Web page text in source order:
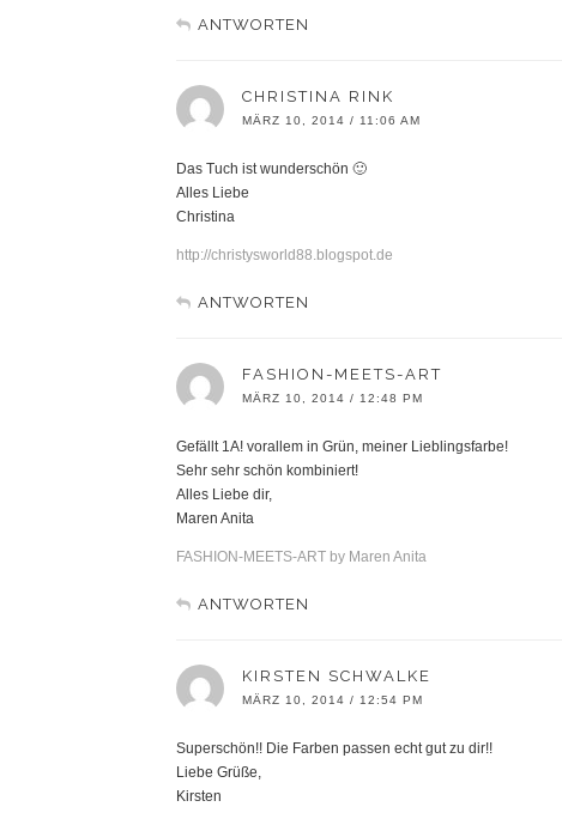
ANTWORTEN
CHRISTINA RINK
MÄRZ 10, 2014 / 11:06 AM
Das Tuch ist wunderschön 🙂
Alles Liebe
Christina
http://christysworld88.blogspot.de
ANTWORTEN
FASHION-MEETS-ART
MÄRZ 10, 2014 / 12:48 PM
Gefällt 1A! vorallem in Grün, meiner Lieblingsfarbe!
Sehr sehr schön kombiniert!
Alles Liebe dir,
Maren Anita
FASHION-MEETS-ART by Maren Anita
ANTWORTEN
KIRSTEN SCHWALKE
MÄRZ 10, 2014 / 12:54 PM
Superschön!! Die Farben passen echt gut zu dir!!
Liebe Grüße,
Kirsten